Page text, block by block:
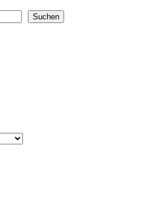
Suchen